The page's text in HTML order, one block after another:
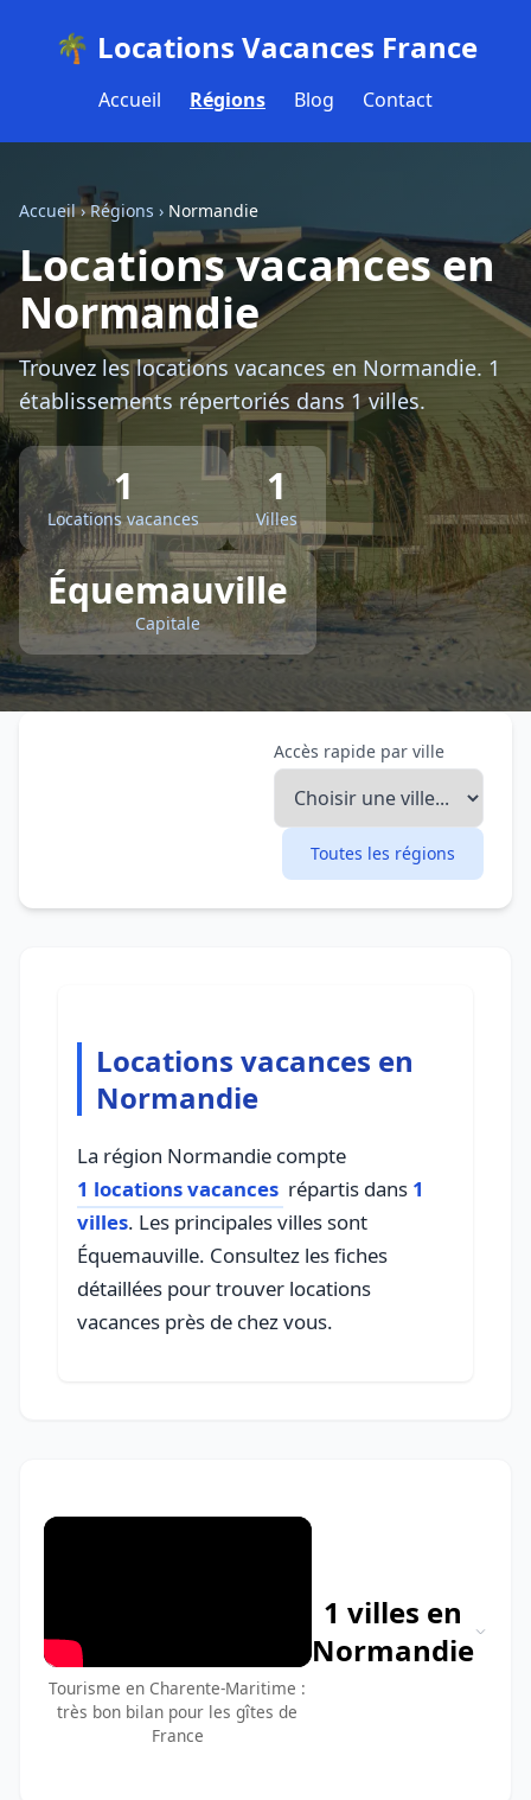
🌴 Locations Vacances France
Accueil Régions Blog Contact
Accueil›Régions › Normandie
Locations vacances en
Normandie
Trouvez les locations vacances en Normandie. 1
établissements répertoriés dans 1 villes.
1
Locations vacances
1
Villes
Équemauville
Capitale
Accès rapide par ville
Toutes les régions
Locations vacances en
Normandie
La région Normandie compte
1 locations vacances répartis dans 1
villes. Les principales villes sont
Équemauville. Consultez les fiches
détaillées pour trouver locations
vacances près de chez vous.
Tourisme en Charente-Maritime :
très bon bilan pour les gîtes de
France
1 villes en
Normandie